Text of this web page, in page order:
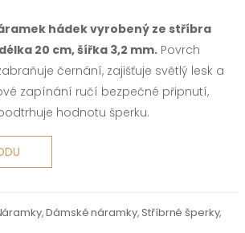
hádek vyrobený ze stříbra
20 cm, šířka 3,2 mm. Povrch
černání, zajišťuje světlý lesk a
zapínání ručí bezpečné připnutí,
hodnotu šperku.
,Dámské náramky,Stříbrné šperky,